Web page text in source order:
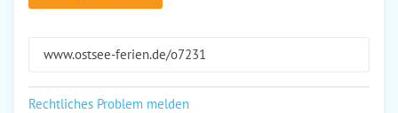
www.ostsee-ferien.de/o7231
Rechtliches Problem melden